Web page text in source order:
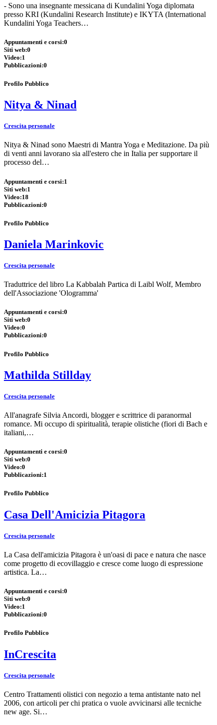
- Sono una insegnante messicana di Kundalini Yoga diplomata
presso KRI (Kundalini Research Institute) e IKYTA (International
Kundalini Yoga Teachers…
Appuntamenti e corsi:0
Siti web:0
Video:1
Pubblicazioni:0
Profilo Pubblico
Nitya & Ninad
Crescita personale
Nitya & Ninad sono Maestri di Mantra Yoga e Meditazione. Da più
di venti anni lavorano sia all'estero che in Italia per supportare il
processo del…
Appuntamenti e corsi:1
Siti web:1
Video:18
Pubblicazioni:0
Profilo Pubblico
Daniela Marinkovic
Crescita personale
Traduttrice del libro La Kabbalah Partica di Laibl Wolf, Membro
dell'Associazione 'Ologramma'
Appuntamenti e corsi:0
Siti web:0
Video:0
Pubblicazioni:0
Profilo Pubblico
Mathilda Stillday
Crescita personale
All'anagrafe Silvia Ancordi, blogger e scrittrice di paranormal
romance. Mi occupo di spiritualità, terapie olistiche (fiori di Bach e
italiani,…
Appuntamenti e corsi:0
Siti web:0
Video:0
Pubblicazioni:1
Profilo Pubblico
Casa Dell'Amicizia Pitagora
Crescita personale
La Casa dell'amicizia Pitagora è un'oasi di pace e natura che nasce
come progetto di ecovillaggio e cresce come luogo di espressione
artistica. La…
Appuntamenti e corsi:0
Siti web:0
Video:1
Pubblicazioni:0
Profilo Pubblico
InCrescita
Crescita personale
Centro Trattamenti olistici con negozio a tema antistante nato nel
2006, con articoli per chi pratica o vuole avvicinarsi alle tecniche
new age. Si…